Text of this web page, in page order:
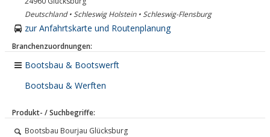
Deutschland • Schleswig Holstein • Schleswig-Flensburg
zur Anfahrtskarte und Routenplanung
Branchenzuordnungen:
Bootsbau & Bootswerft
Bootsbau & Werften
Produkt- / Suchbegriffe:
Bootsbau Bourjau Glücksburg